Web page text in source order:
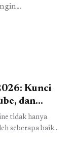
media
audiens
Kunci
dan
tidak hanya
seberapa baik